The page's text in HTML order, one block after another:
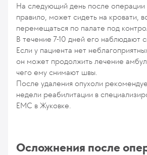
На следующий день после операции
правило, может сидеть на кровати,
перемещаться по палате под
В течение 7-10 дней его наблюдают
Если у пациента нет
он может продолжить лечение
чего ему снимают швы.
После удаления опухоли
недели реабилитации в
ЕМС в Жуковке.
Осложнения после